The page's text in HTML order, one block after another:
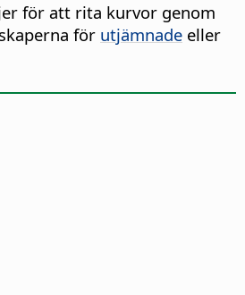
för att rita kurvor genom
för utjämnade eller